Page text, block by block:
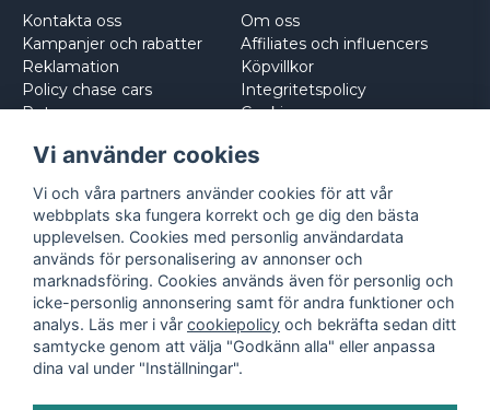
Kontakta oss
Kampanjer och rabatter
Reklamation
Policy chase cars
Returnera
Om oss
Affiliates och influencers
Köpvillkor
Integritetspolicy
Cookies
Vi använder cookies
Vi och våra partners använder cookies för att vår
webbplats ska fungera korrekt och ge dig den bästa
upplevelsen. Cookies med personlig användardata
används för personalisering av annonser och
marknadsföring. Cookies används även för personlig och
icke-personlig annonsering samt för andra funktioner och
analys. Läs mer i vår cookiepolicy och bekräfta sedan ditt
samtycke genom att välja "Godkänn alla" eller anpassa
dina val under "Inställningar".